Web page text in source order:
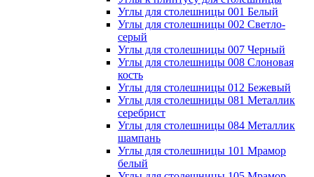
Углы для столешницы 001 Белый
Углы для столешницы 002 Светло-
серый
Углы для столешницы 007 Черный
Углы для столешницы 008 Слоновая
кость
Углы для столешницы 012 Бежевый
Углы для столешницы 081 Металлик
серебрист
Углы для столешницы 084 Металлик
шампань
Углы для столешницы 101 Мрамор
белый